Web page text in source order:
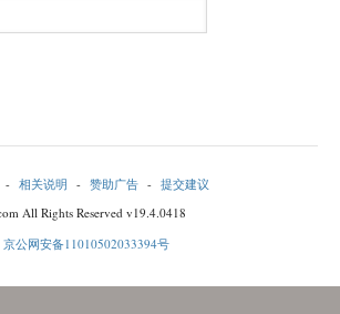
- 相关说明 - 赞助广告 - 提交建议
All Rights Reserved v19.4.0418
京公网安备11010502033394号